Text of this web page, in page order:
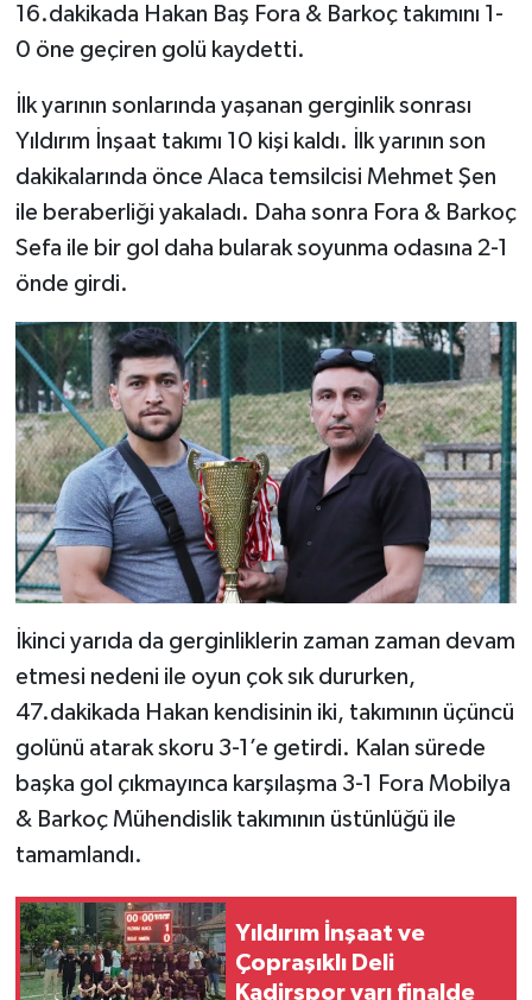
16.dakikada Hakan Baş Fora & Barkoç takımını 1-
0 öne geçiren golü kaydetti.
İlk yarının sonlarında yaşanan gerginlik sonrası
Yıldırım İnşaat takımı 10 kişi kaldı. İlk yarının son
dakikalarında önce Alaca temsilcisi Mehmet Şen
ile beraberliği yakaladı. Daha sonra Fora & Barkoç
Sefa ile bir gol daha bularak soyunma odasına 2-1
önde girdi.
İkinci yarıda da gerginliklerin zaman zaman devam
etmesi nedeni ile oyun çok sık dururken,
47.dakikada Hakan kendisinin iki, takımının üçüncü
golünü atarak skoru 3-1’e getirdi. Kalan sürede
başka gol çıkmayınca karşılaşma 3-1 Fora Mobilya
& Barkoç Mühendislik takımının üstünlüğü ile
tamamlandı.
Yıldırım İnşaat ve
Çopraşıklı Deli
Kadirspor yarı finalde